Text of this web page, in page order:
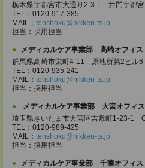
栃木県宇都宮市大通り2-3-1 井門宇都
TEL：0120-917-385
MAIL： tenshoku@nikken-ts.jp
担当：採用担当
メディカルケア事業部 高崎オフィス
群馬県高崎市栄町4-11 原地所第2ビル6
TEL：0120-935-241
MAIL： tenshoku@nikken-ts.jp
担当：採用担当
メディカルケア事業部 大宮オフィス
埼玉県さいたま市大宮区吉敷町1-23-1
TEL：0120-989-425
MAIL： tenshoku@nikken-ts.jp
担当：採用担当
メディカルケア事業部 千葉オフィス